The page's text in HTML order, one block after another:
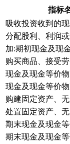
指标
吸收投资收到的
分配股利、利润
加:期初现金及现
购买商品、接受
现金及现金等价
现金及现金等价
购建固定资产、
处置固定资产、
期末现金及现金
期末现金及现金